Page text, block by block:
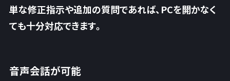
単な修正指示や追加の質問であれば、PCを開かなく
ても十分対応できます。
音声会話が可能